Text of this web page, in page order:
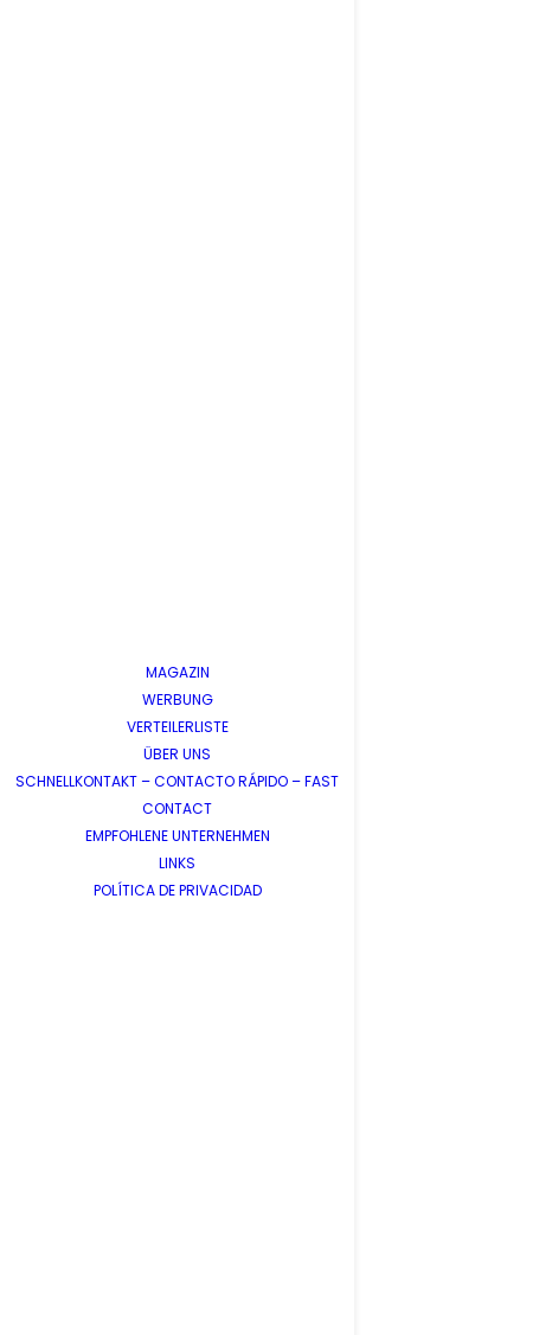
MAGAZIN
WERBUNG
VERTEILERLISTE
ÜBER UNS
SCHNELLKONTAKT – CONTACTO RÁPIDO – FAST
CONTACT
EMPFOHLENE UNTERNEHMEN
LINKS
POLÍTICA DE PRIVACIDAD